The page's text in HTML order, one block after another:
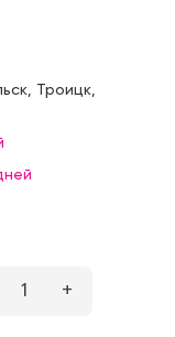
Троицк
1 +